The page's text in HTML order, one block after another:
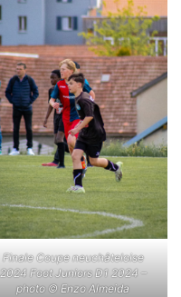
Finale Coupe neuchâteloise
2024 Foot Juniors D1 2024 –
photo © Enzo Almeida